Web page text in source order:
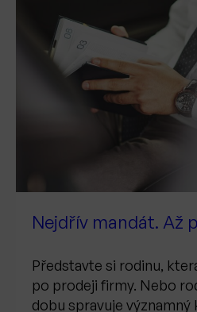
Nejdřív mandát. Až
Představte si rodinu,
po prodeji firmy. Nebo
dobu spravuje